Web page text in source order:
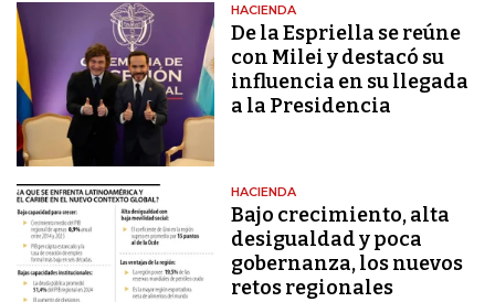
HACIENDA
De la Espriella se reúne
con Milei y destacó su
influencia en su llegada
a la Presidencia
HACIENDA
Bajo crecimiento, alta
desigualdad y poca
gobernanza, los nuevos
retos regionales